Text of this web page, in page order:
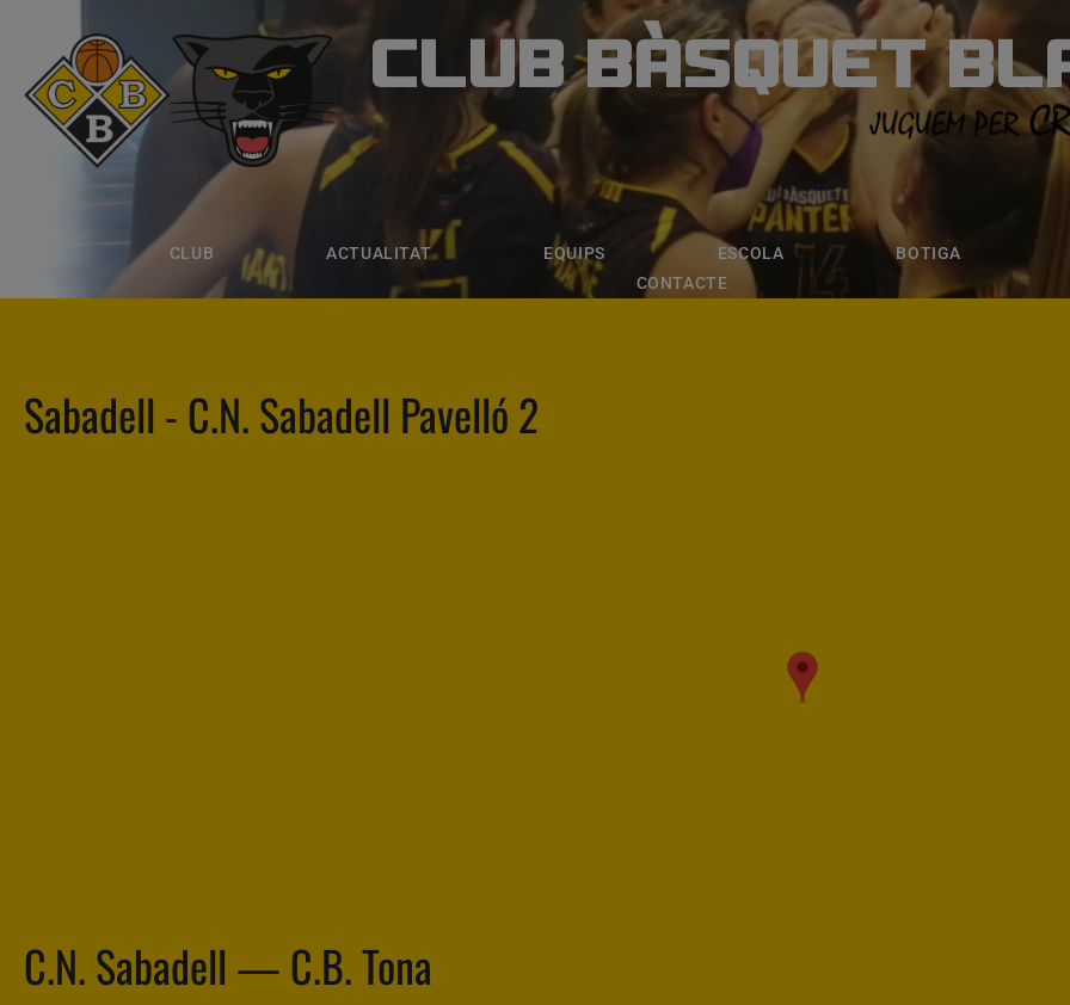
CLUB BÀSQUET
CLUB ACTUALITAT EQUIPS ESCOLA
BOTIGA
CONTACTE
CLUB BÀSQUET
ACTUALITAT ESCOLA BOTIGA
Sabadell - C.N. Sabadell Pavelló 2
C.N. Sabadell — C.B. Tona